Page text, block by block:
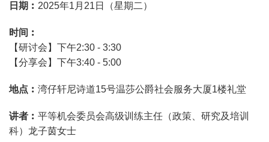
日期︰ 2025年1月21日（星期二）
时间︰
【研讨会】下午2:30 - 3:30
【分享会】下午3:40 - 5:00
地点︰ 湾仔轩尼诗道15号温莎公爵社会服务大厦1楼礼堂
讲者︰ 平等机会委员会高级训练主任（政策、研究及培训
科）龙子茵女士